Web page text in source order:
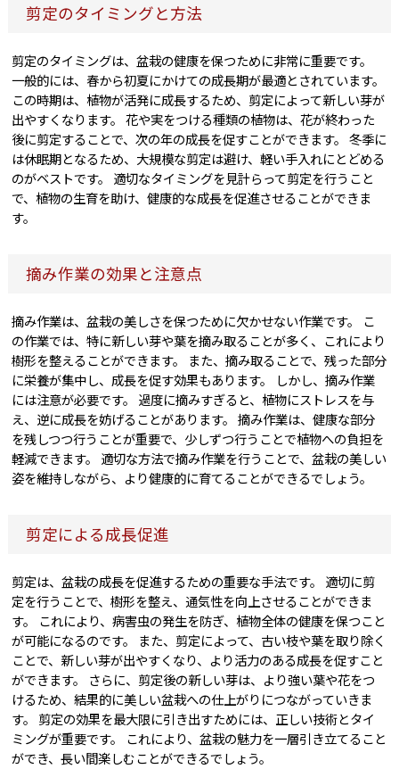
剪定のタイミングと方法
剪定のタイミングは、盆栽の健康を保つために非常に重要です。
一般的には、春から初夏にかけての成長期が最適とされています。
この時期は、植物が活発に成長するため、剪定によって新しい芽が
出やすくなります。 花や実をつける種類の植物は、花が終わった
後に剪定することで、次の年の成長を促すことができます。 冬季に
は休眠期となるため、大規模な剪定は避け、軽い手入れにとどめる
のがベストです。 適切なタイミングを見計らって剪定を行うこと
で、植物の生育を助け、健康的な成長を促進させることができま
す。
摘み作業の効果と注意点
摘み作業は、盆栽の美しさを保つために欠かせない作業です。 こ
の作業では、特に新しい芽や葉を摘み取ることが多く、これにより
樹形を整えることができます。 また、摘み取ることで、残った部分
に栄養が集中し、成長を促す効果もあります。 しかし、摘み作業
には注意が必要です。 過度に摘みすぎると、植物にストレスを与
え、逆に成長を妨げることがあります。 摘み作業は、健康な部分
を残しつつ行うことが重要で、少しずつ行うことで植物への負担を
軽減できます。 適切な方法で摘み作業を行うことで、盆栽の美しい
姿を維持しながら、より健康的に育てることができるでしょう。
剪定による成長促進
剪定は、盆栽の成長を促進するための重要な手法です。 適切に剪
定を行うことで、樹形を整え、通気性を向上させることができま
す。 これにより、病害虫の発生を防ぎ、植物全体の健康を保つこと
が可能になるのです。 また、剪定によって、古い枝や葉を取り除く
ことで、新しい芽が出やすくなり、より活力のある成長を促すこと
ができます。 さらに、剪定後の新しい芽は、より強い葉や花をつ
けるため、結果的に美しい盆栽への仕上がりにつながっていきま
す。 剪定の効果を最大限に引き出すためには、正しい技術とタイ
ミングが重要です。 これにより、盆栽の魅力を一層引き立てること
ができ、長い間楽しむことができるでしょう。